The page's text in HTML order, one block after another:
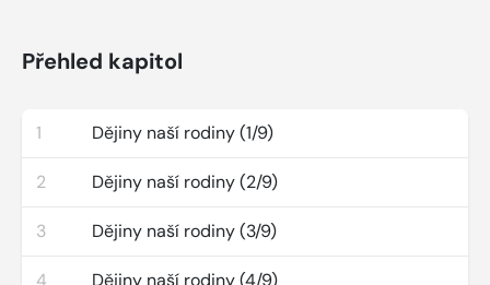
Přehled kapitol
1 Dějiny naší rodiny (1/9)
2 Dějiny naší rodiny (2/9)
3 Dějiny naší rodiny (3/9)
4 Dějiny naší rodiny (4/9)